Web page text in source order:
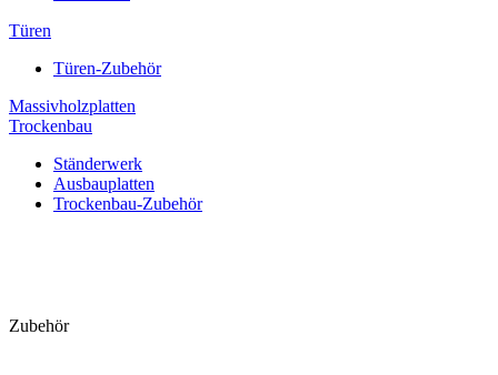
Türen
Türen-Zubehör
Massivholzplatten
Trockenbau
Ständerwerk
Ausbauplatten
Trockenbau-Zubehör
Zubehör